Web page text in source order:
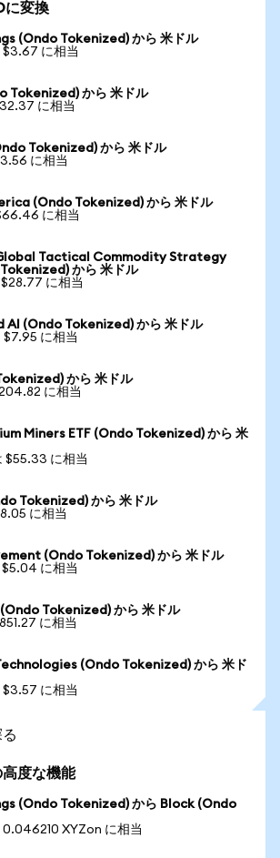
に変換
(Ondo Tokenized) から 米ドル
$3.67 に相当
Tokenized) から 米ドル
に相当
Tokenized) から 米ドル
に相当
(Ondo Tokenized) から 米ドル
に相当
Tactical Commodity Strategy
から 米ドル
に相当
AI (Ondo Tokenized) から 米ドル
$7.95 に相当
から 米ドル
に相当
Miners ETF (Ondo Tokenized) から 米
$55.33 に相当
Tokenized) から 米ドル
に相当
(Ondo Tokenized) から 米ドル
$5.04 に相当
Tokenized) から 米ドル
に相当
(Ondo Tokenized) から 米ド
$3.57 に相当
度な機能
(Ondo Tokenized) から Block (Ondo
0.046210 XYZon に相当